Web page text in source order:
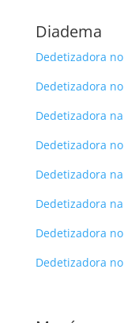
Diadema
Dedetizadora no
Dedetizadora no
Dedetizadora na
Dedetizadora no
Dedetizadora na
Dedetizadora na
Dedetizadora no
Dedetizadora no